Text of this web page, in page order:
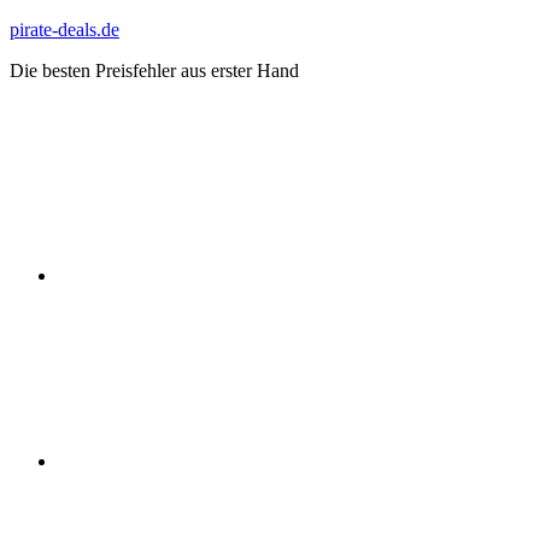
Zum
springen
pirate-deals.de
Die besten Preisfehler aus erster Hand